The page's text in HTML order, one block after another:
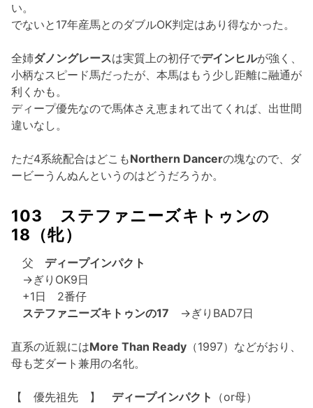
い。
でないと17年産馬とのダブルOK判定はあり得なかった。
全姉ダノングレースは実質上の初仔でデインヒルが強く、
小柄なスピード馬だったが、本馬はもう少し距離に融通が
利くかも。
ディープ優先なので馬体さえ恵まれて出てくれば、出世間
違いなし。
ただ4系統配合はどこもNorthern Dancerの塊なので、ダ
ービーうんぬんというのはどうだろうか。
103 ステファニーズキトゥンの
18（牝）
父 ディープインパクト
→ぎりOK9日
+1日 2番仔
ステファニーズキトゥンの17 →ぎりBAD7日
直系の近親にはMore Than Ready （1997）などがおり、
母も芝ダート兼用の名牝。
【 優先祖先 】 ディープインパクト
（or母）